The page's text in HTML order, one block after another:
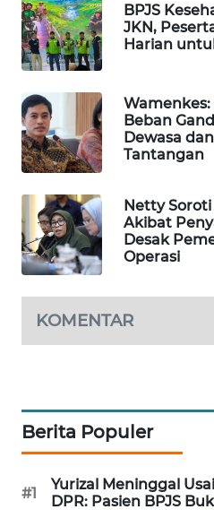
BPJS
JKN,
Harian
Beban
Dewasa
Tantangan
Netty
Akibat
Desak
Operasi
KOMENTAR
Berita Populer
#1
Yurizal Meninggal
DPR: Pasien BPJS
MASYARAKAT
KELISTRIKAN
WALINKI
MAWAKA
MARTABAT
NET
PLN
WATCH
LPKKI
KOPEKLIN